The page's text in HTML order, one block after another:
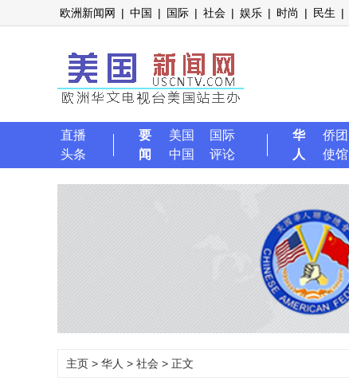
欧洲新闻网 | 中国 | 国际 | 社会 | 娱乐 | 时尚 | 民生 |
直播
头条
要
闻
美国
国际
中国
评论
华
人
侨团
使馆
主页 > 华人 > 社会 > 正文